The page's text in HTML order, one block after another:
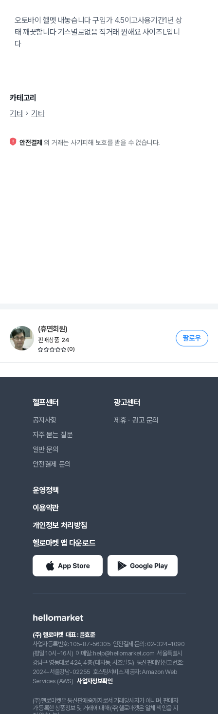
오토바이 헬멧 내놓습니다 구입가 4.5이고사용기간1년 상
태 깨끗합니다 기스별로없음 직거래 원해요 사이즈L입니
다
카테고리
기타
기타
안전결제 외 거래는 사기피해 보호를 받을 수 없습니다.
(휴면회원)
판매상품 24
(0)
헬프센터
공지사항
자주 묻는 질문
일반 문의
안전결제 문의
광고센터
제휴ㆍ광고 문의
운영정책
이용약관
개인정보 처리방침
헬로마켓 앱 다운로드
(주) 헬로마켓 대표 : 윤효준
사업자등록번호: 105-87-56305 안전결제 문의: 02-324-4090
(평일 10시~16시) 이메일: help@hellomarket.com 서울특별시
강남구 영동대로 424, 4층 (대치동, 사조빌딩) 통신판매업신고번호:
2024-서울강남-02255 호스팅서비스 제공자: Amazon Web
Services (AWS) 사업자정보확인
(주)헬로마켓은 통신판매중개자로서 거래당사자가 아니며, 판매자
가 등록한 상품정보 및 거래에 대해 (주)헬로마켓은 일체 책임을 지